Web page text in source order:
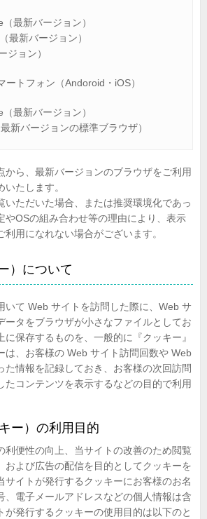
最新バージョン）
最新バージョン）
ジョン）
トフォン（Andoroid・iOS）
最新バージョン）
新バージョンの標準ブラウザ）
ら、最新バージョンのブラウザをご利用
たします。
ただいた場合、または推奨環境化であっ
やOSの組み合わせ等の理由により、表示
用になれない場合がございます。
）について
いて Web サイトを訪問した際に、Web サ
ータをブラウザが小さなファイルとしてお
保存するものを、一般的に『クッキー』
は、お客様の Web サイト訪問回数や Web
た情報を記録しておき、お客様の次回訪問
たコンテンツを表示するなどの目的で利用
ー）の利用目的
利便性の向上、当サイトの改善のため閲覧
および広告の配信を目的としてクッキーを
サイトが発行するクッキーにお客様のお名
、電子メールアドレスなどの個人情報は含
が発行するクッキーの使用目的は以下のと